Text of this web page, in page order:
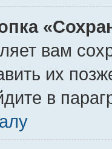
вам
их
в